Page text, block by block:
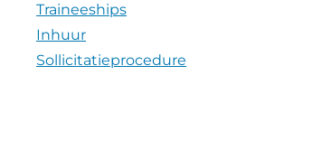
Traineeships
Inhuur
Sollicitatieprocedure